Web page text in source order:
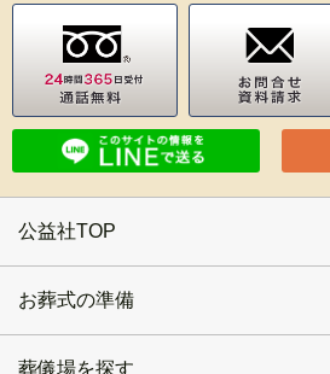
公益社TOP
お葬式の準備
葬儀場を探す